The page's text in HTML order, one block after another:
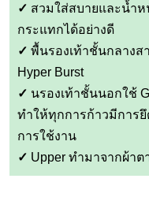
กระแทกได้อย่างดี
✓ พื้นรองเท้าชั้นกลางส
Hyper Burst
✓นรองเท้าชั้นนอกใช้
ทำให้ทุกการก้าวมีการ
การใช้งาน
✓ Upper ทำมาจากผ้าต